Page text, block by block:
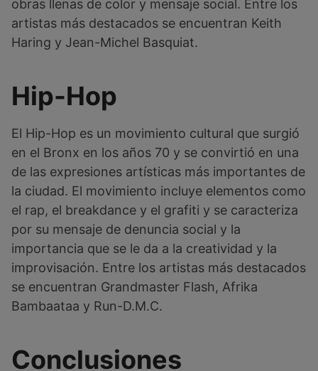
obras llenas de color y mensaje social. Entre los
artistas más destacados se encuentran Keith
Haring y Jean-Michel Basquiat.
Hip-Hop
El Hip-Hop es un movimiento cultural que surgió
en el Bronx en los años 70 y se convirtió en una
de las expresiones artísticas más importantes de
la ciudad. El movimiento incluye elementos como
el rap, el breakdance y el grafiti y se caracteriza
por su mensaje de denuncia social y la
importancia que se le da a la creatividad y la
improvisación. Entre los artistas más destacados
se encuentran Grandmaster Flash, Afrika
Bambaataa y Run-D.M.C.
Conclusiones